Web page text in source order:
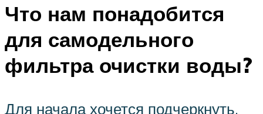
Что нам понадобится
для самодельного
фильтра очистки воды?
Для начала хочется подчеркнуть,